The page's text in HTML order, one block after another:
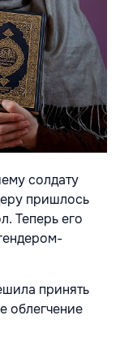
солдату
пришлось
Теперь его
принять
облегчение